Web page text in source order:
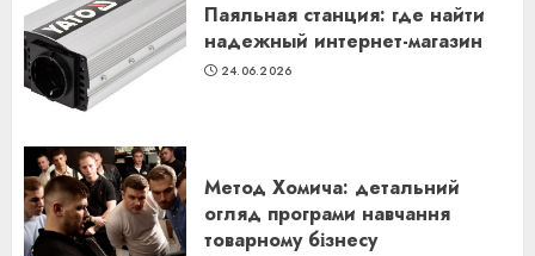
Паяльная станция: где найти
надежный интернет-магазин
24.06.2026
Метод Хомича: детальний
огляд програми навчання
товарному бізнесу